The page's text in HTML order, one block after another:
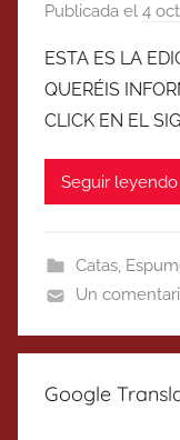
Publicada el 4
ESTA ES LA
QUERÉIS
CLICK EN EL
Seguir leyendo
Catas,
Un
Google